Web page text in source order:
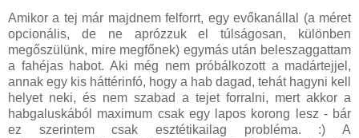
Amikor a tej már majdnem felforrt, egy evőkanállal (a méret
opcionális, de ne aprózzuk el túlságosan, különben
megőszülünk, mire megfőnek) egymás után beleszaggattam
a fahéjas habot. Aki még nem próbálkozott a madártejjel,
annak egy kis háttérinfó, hogy a hab dagad, tehát hagyni kell
helyet neki, és nem szabad a tejet forralni, mert akkor a
habgaluskából maximum csak egy lapos korong lesz - bár
ez szerintem csak esztétikailag probléma. :) A